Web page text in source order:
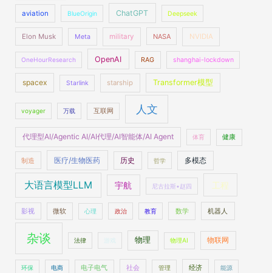
aviation BlueOrigin ChatGPT Deepseek
Elon Musk Meta military NASA NVIDIA
OneHourResearch OpenAI RAG shanghai-lockdown
spacex Starlink starship Transformer模型
voyager 万载 互联网 人文
代理型AI/Agentic AI/AI代理/AI智能体/AI Agent 体育 健康
制造 医疗/生物医药 历史 哲学 多模态
大语言模型LLM 宇航 尼古拉斯•赵四 工程
影视 微软 心理 政治 教育 数学 机器人
杂谈 法律 游戏 物理 物理AI 物联网
环保 电商 电子电气 社会 管理 经济 能源